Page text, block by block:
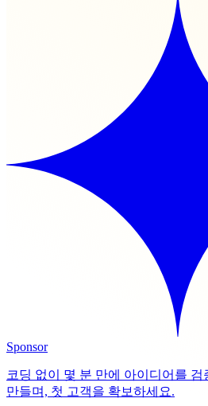
Sponsor
코딩 없이 몇 분 만에 아이디어를
만들며, 첫 고객을 확보하세요.